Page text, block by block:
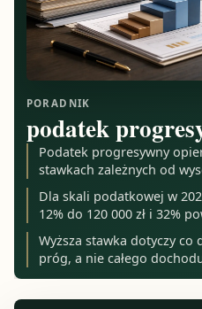
PORADNIK
podatek
Podatek progresywny
stawkach zależnych od
Dla skali podatkowej w
12% do 120 000 zł i 32%
Wyższa stawka dotyczy
próg, a nie całego